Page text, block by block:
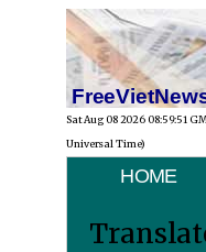
Sat Aug 08 2026 08:59:51
Universal Time)
HOME